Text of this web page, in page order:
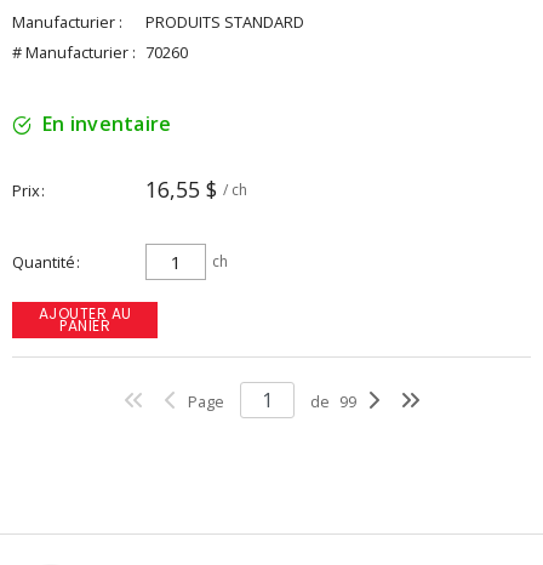
Manufacturier :
PRODUITS STANDARD
# Manufacturier : 70260
En inventaire
Prix 16,55 $ / ch
Quantité ch
AJOUTER AU
PANIER
Page de 99